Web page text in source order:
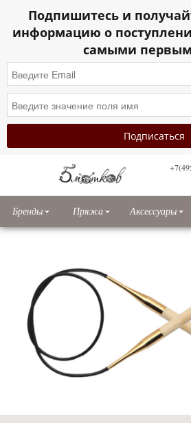
Подпишитесь и
информацию о
самыми
Бренды Пряжа Аксессуары